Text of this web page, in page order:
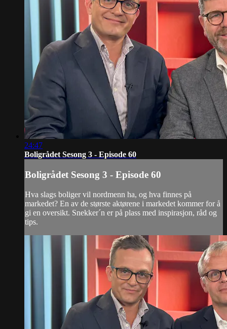
24:47
Boligrådet Sesong 3 - Episode 60
Boligrådet Sesong 3 - Episode 60
Hva slags boliger vil nordmenn ha, og hva finnes på
markedet? En av de største aktørene i markedet kommer for å
gi en oversikt. Snekker´n er på plass med inspirasjon, råd og
tips.